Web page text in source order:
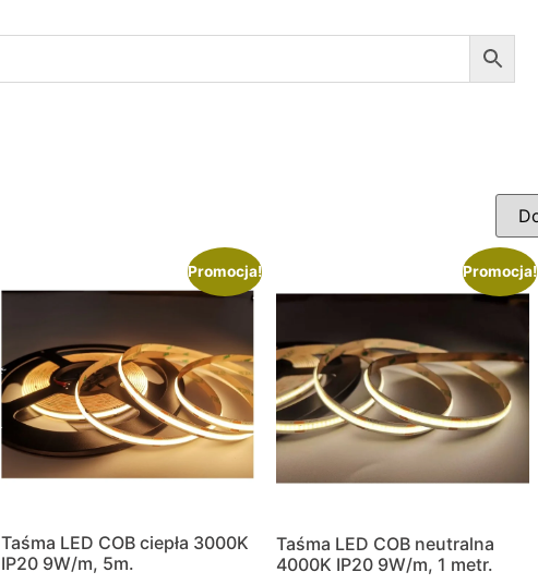
Promocja!
Taśma LED COB ciepła 3000K
IP20 9W/m, 5m.
Promocja!
Taśma LED COB neutralna
4000K IP20 9W/m, 1 metr.